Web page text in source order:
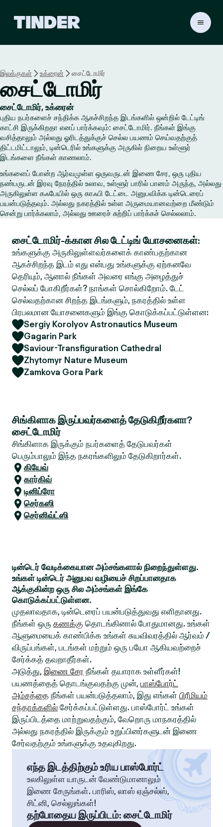
ம்
இலக்குகள் உக்ரைன் சைட்டோமிர்
சைட்டோமிர்
சைட்டோமிர், உக்ரைன்
புதிய நபர்களைச் சந்திக்க ஆகச்சிறந்த இடங்களில் ஒன்றில் டேட்டிங்
காட்சி இருக்கிறதா எனப் பார்க்கவும்: சைட்டோமிர். நீங்கள் இங்கு
வசித்தாலும் அல்லது ஓரிடத்துக்குச் செல்ல பயணம் செய்வதற்குத்
திட்டமிட்டாலும், டின்டெரில் உங்களுக்கு அருகில் நிறைய உள்ளூர்
இடங்களை நீங்கள் காணலாம்.
உங்களைப் போன்ற ஆர்வமுள்ள ஒருவருடன் இணை சேர, ஒரு புதிய
நண்பருடன் இரவு நேரத்தில் உலாவ, உள்ளூர் பாரில் பானம் அருந்த, அல்லது
அருகிலுள்ள கஃபேயில் ஒரு காஃபி டேட்டை அனுபவிக்க டின்டெரைப்
பயன்படுத்தவும். அல்லது நகரத்தில் உள்ள அருமையானவற்றை மீண்டும்
சென்று பார்க்கலாம், அல்லது ஊரைச் சுற்றிப் பார்க்கச் செல்லலாம்.
சைட்டோமிர்-க்கான சில டேட்டிங் யோசனைகள்:
உங்களுக்கு அருகிலுள்ளவர்களைக் காண்பதற்கான
ஆகச்சிறந்த இடம் எது என்பது உங்களுக்கு ஏற்கனவே
தெரியும், ஆனால் நீங்கள் அவரை எங்கு அழைத்துச்
செல்லப் போகிறீர்கள்? நாங்கள் சொல்கிறோம். டேட்
செல்வதற்கான சிறந்த இடங்களும், நகரத்தில் உள்ள
பிரபலமான யோசனைகளும் இங்கு கொடுக்கப்பட்டுள்ளன:
Sergiy Korolyov Astronautics Museum
Gagarin Park
Saviour-Transfiguration Cathedral
Zhytomyr Nature Museum
Zamkova Gora Park
சிங்கிளாக இருப்பவர்களைத் தேடுகிறீர்களா?
சைட்டோமிர்
சிங்கிளாக இருக்கும் நபர்களைத் தேடுபவர்கள்
பெரும்பாலும் இந்த நகரங்களிலும் தேடுகிறார்கள்.
கியேவ்
கார்கிவ்
டினிப்ரோ
செர்கஸி
செர்னிவ்ட்ஸி
டின்டெர் வேடிக்கையான அம்சங்களால் நிறைந்துள்ளது.
உங்கள் டின்டெர் அனுபவ வழியைச் சிறப்பானதாக
ஆக்குகின்ற ஒரு சில அம்சங்கள் இங்கே
கொடுக்கப்பட்டுள்ளன.
முதலாவதாக, டின்டெரைப் பயன்படுத்துவது எளிதானது.
நீங்கள் ஒரு கணக்கு தொடங்கினால் போதுமானது. உங்கள்
ஆளுமையைக் காண்பிக்க உங்கள் சுயவிவரத்தில் ஆர்வம் /
விருப்பங்கள், படங்கள் மற்றும் ஒரு பயோ ஆகியவற்றைச்
சேர்க்கத் தவறாதீர்கள்.
அடுத்து, இணை சேர நீங்கள் தயாராக உள்ளீர்கள்!
பயணத்தைத் தொடங்குவதற்கு முன், பாஸ்போர்ட்
அம்சத்தை நீங்கள் பயன்படுத்தலாம், இது எங்கள் பிரீமியம்
சந்தாக்களில் சேர்க்கப்பட்டுள்ளது. பாஸ்போர்ட் உங்கள்
இருப்பிடத்தை மாற்றுவதற்கும், வேறொரு மாநகரத்தில்
அல்லது நகரத்தில் இருக்கும் உறுப்பினர்களுடன் இணை
சேர்வதற்கும் உங்களுக்கு உதவுகிறது.
எந்த இடத்திற்கும் உரிய பாஸ்போர்ட்
உலகிலுள்ள யாருடன் வேண்டுமானாலும்
இணை சேருங்கள். பாரிஸ், லாஸ் ஏஞ்சல்ஸ்,
சிட்னி, செல்லுங்கள்!
தற்போதைய இருப்பிடம்: சைட்டோமிர்